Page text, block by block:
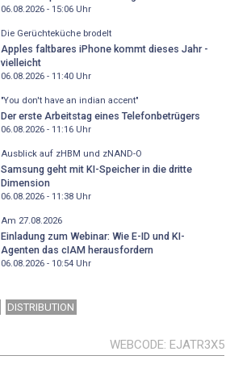
06.08.2026 - 15:06Uhr
Die Gerüchteküche brodelt
Apples faltbares iPhone kommt dieses Jahr -
vielleicht
06.08.2026 - 11:40Uhr
"You don't have an indian accent"
Der erste Arbeitstag eines Telefonbetrügers
06.08.2026 - 11:16Uhr
Ausblick auf zHBM und zNAND-O
Samsung geht mit KI-Speicher in die dritte
Dimension
06.08.2026 - 11:38Uhr
Am 27.08.2026
Einladung zum Webinar: Wie E-ID und KI-
Agenten das cIAM herausfordern
06.08.2026 - 10:54Uhr
DISTRIBUTION
WEBCODE EJATR3X5